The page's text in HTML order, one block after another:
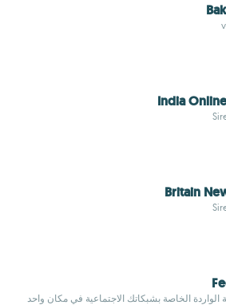
India
Britain
الواردة الخاصة بشبكاتك الاجتماعية في مكان واحد